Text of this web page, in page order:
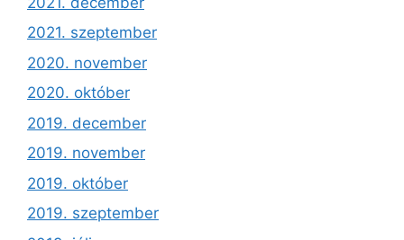
2021. szeptember
2020. november
2020. október
2019. december
2019. november
2019. október
2019. szeptember